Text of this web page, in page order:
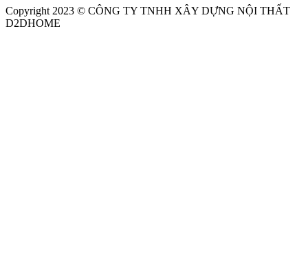
Copyright 2023 © CÔNG TY TNHH XÂY DỰNG NỘI THẤT
D2DHOME